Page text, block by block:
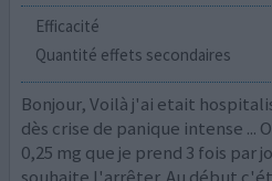
Efficacité
Quantité effets secondaires
Bonjour, Voilà j'ai etait
dès crise de panique intense ...
0,25 mg que je prend 3 fois par